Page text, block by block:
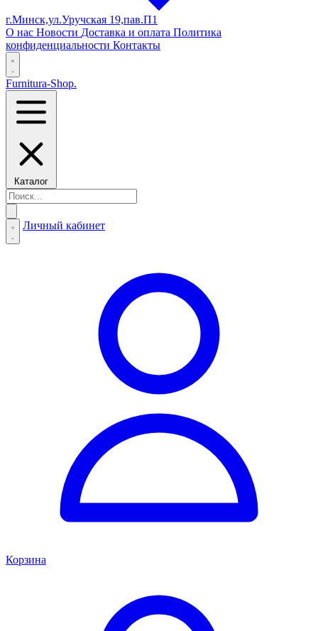
г.Минск,ул.Уручская 19,пав.П1
О нас Новости Доставка и оплата Политика
конфиденциальности Контакты
Furnitura-Shop.
Каталог
Личный кабинет
Корзина